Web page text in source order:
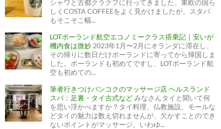
シャワと古都クラクフに行ってきました。東欧の国ら
しくCOSTA COFFEEをよく見かけましたが、スタバ
もそこそこ幅...
LOTポーランド航空エコノミークラス搭乗記｜安いが
機内食は微妙 2023年1月〜2月にオランダに滞在し、
その帰りに数日だけポーランドに寄ってから帰国しま
した。ポーランドも初めてですし、LOTポーランド航
空も初めての...
筆者行きつけバンコクのマッサージ店 ヘルスランド
スパ：足裏・タイ古式などみなさんタイと聞いて何
を思い浮かべますか？タイ料理、仏教施設、モールな
どタイの魅力は数え切れませんが、欠かすことのでき
ないポイントがマッサージ。いわゆ...